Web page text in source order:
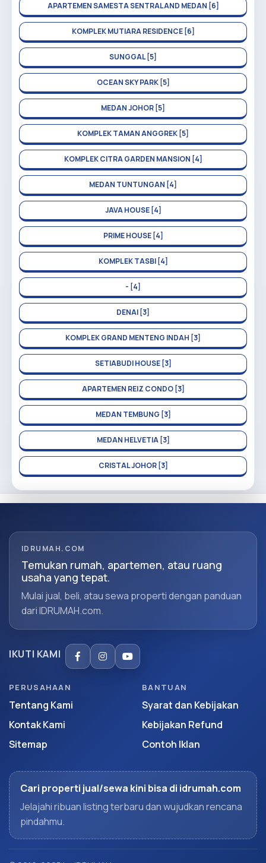
APARTEMEN SAMESTA SENTRALAND MEDAN [6]
KOMPLEK MUTIARA RESIDENCE [6]
SUNGGAL [5]
OCEAN SKY PARK [5]
MEDAN JOHOR [5]
KOMPLEK TAMAN ANGGREK [5]
KOMPLEK CITRA GARDEN MANSION [4]
MEDAN TUNTUNGAN [4]
JAVA HOUSE [4]
PRIME HOUSE [4]
KOMPLEK TASBI [4]
- [4]
DENAI [3]
KOMPLEK GRAND MENTENG INDAH [3]
SETIABUDI HOUSE [3]
APARTEMEN REIZ CONDO [3]
MEDAN TEMBUNG [3]
MEDAN HELVETIA [3]
CRISTAL JOHOR [3]
IDRUMAH.COM
Temukan rumah, apartemen, atau ruang
usaha yang tepat.
Mulai jual, beli, atau sewa properti dengan panduan
dari IDRUMAH.com.
IKUTI KAMI
PERUSAHAAN
Tentang Kami
Kontak Kami
Sitemap
BANTUAN
Syarat dan Kebijakan
Kebijakan Refund
Contoh Iklan
Cari properti jual/sewa kini bisa di idrumah.com
Jelajahi ribuan listing terbaru dan wujudkan rencana
pindahmu.